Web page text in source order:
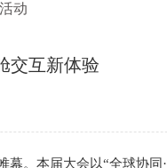
动
交互新体验
。本届大会以“全球协同